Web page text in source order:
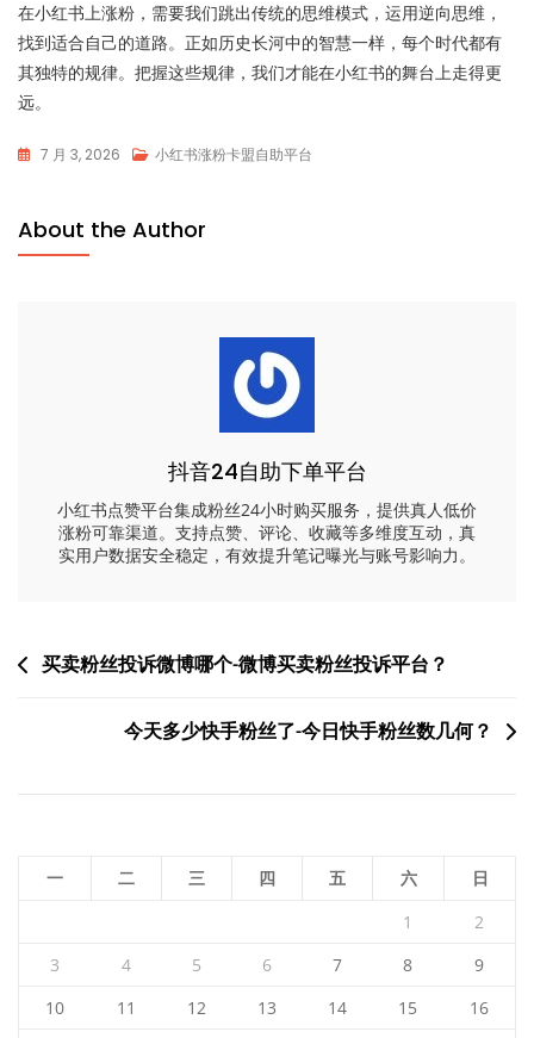
在小红书上涨粉，需要我们跳出传统的思维模式，运用逆向思维，
找到适合自己的道路。正如历史长河中的智慧一样，每个时代都有
其独特的规律。把握这些规律，我们才能在小红书的舞台上走得更
远。
7 月 3, 2026 小红书涨粉卡盟自助平台
About the Author
抖音24自助下单平台
小红书点赞平台集成粉丝24小时购买服务，提供真人低价
涨粉可靠渠道。支持点赞、评论、收藏等多维度互动，真
实用户数据安全稳定，有效提升笔记曝光与账号影响力。
文买卖粉丝投诉微博哪个-微博买卖粉丝投诉平台？
今天多少快手粉丝了-今日快手粉丝数几何？
一 二 三 四 五 六
日
1
2
3
4 5 6 7 8
9
10
11 12 13 14 15
16